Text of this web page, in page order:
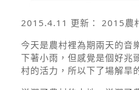
2015.4.11 更新： 2015農
今天是農村裡為期兩天的音
下著小雨，但感覺是個好兆
村的活力，所以下了場解旱